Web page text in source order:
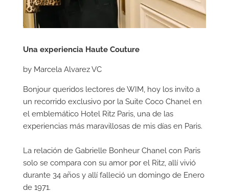
Una experiencia Haute Couture
by Marcela Alvarez VC
Bonjour queridos lectores de WIM, hoy los invito a
un recorrido exclusivo por la Suite Coco Chanel en
el emblemático Hotel Ritz Paris, una de las
experiencias más maravillosas de mis días en Paris.
La relación de Gabrielle Bonheur Chanel con Paris
solo se compara con su amor por el Ritz, allí vivió
durante 34 años y allí falleció un domingo de Enero
de 1971.